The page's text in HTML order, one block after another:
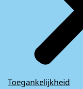
Toegankelijkheid